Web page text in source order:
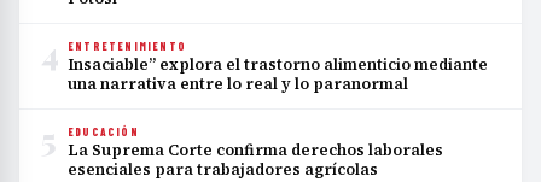
4 ENTRETENIMIENTO
Insaciable” explora el trastorno alimenticio mediante
una narrativa entre lo real y lo paranormal
5 EDUCACIÓN
La Suprema Corte confirma derechos laborales
esenciales para trabajadores agrícolas